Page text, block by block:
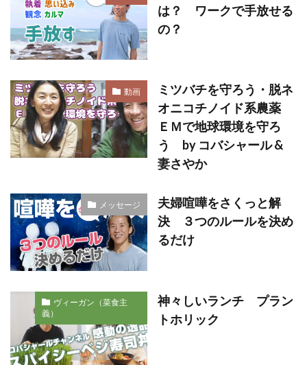
は？ ワークで手放せる
の？
動画
ミツバチを守ろう・脱ネ
オニコチノイド系農薬
ＥＭで地球環境を守ろ
う by コバシャール &
妻さやか
メッセージ
夫婦喧嘩をさくっと解
決 ３つのルールを決め
るだけ
ヴィーガン（菜食主
義）
神々しいランチ プラン
トホリック